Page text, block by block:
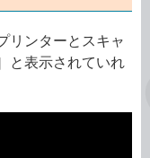
リンターとスキャ
と表示されていれ